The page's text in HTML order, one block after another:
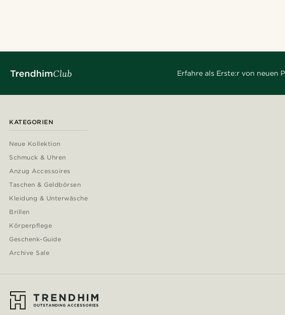
Erfahre als Erste:r von neuen
KATEGORIEN
Neue Kollektion
Schmuck & Uhren
Anzug Accessoires
Taschen & Geldbörsen
Kleidung & Unterwäsche
Brillen
Körperpflege
Geschenk-Guide
Archive Sale